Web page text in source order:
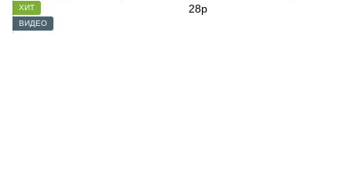
ХИТ
ВИДЕО